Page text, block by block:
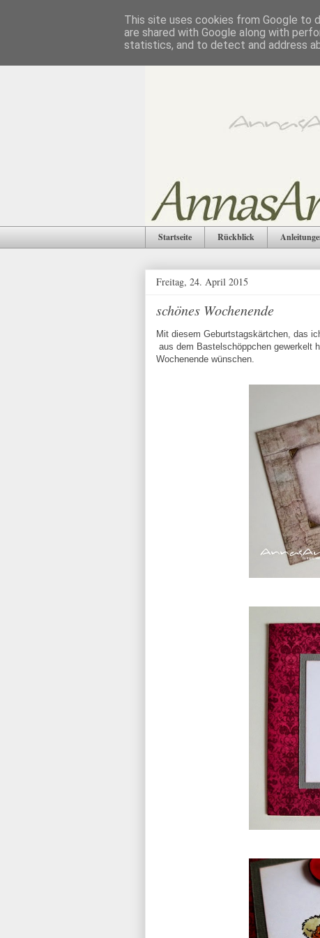
Startseite Rückblick
Freitag, 24. April 2015
schönes Wochenende
Mit diesem Geburtstagskärtchen, das
aus dem Bastelschöppchen gewerkelt
Wochenende wünschen.
This site uses cookies from Google to
are shared with Google along with
statistics, and to detect and address